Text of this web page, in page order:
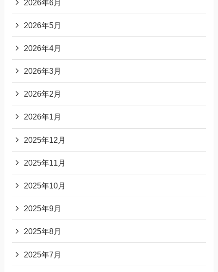
2026年6月
2026年5月
2026年4月
2026年3月
2026年2月
2026年1月
2025年12月
2025年11月
2025年10月
2025年9月
2025年8月
2025年7月